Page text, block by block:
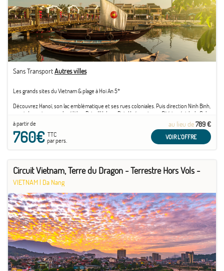
Sans TransportAutres villes
Les grands sites du Vietnam & plage à Hoi An 5*
Découvrez Hanoï, son lac emblématique et ses rues coloniales. Puis direction Ninh Binh,
avant de naviguer sur la célèbre Baie d'Halong. Puis Hué, ancienne Cité impériale, le Col
des Nuages... Et la fameuse Hoi An, la petite Venise du Vietnam avec ses inspirations
japonaises et chinoises...avant de partir sur les plages Hoi An.
à partir de
760€TTC
par pers.
au lieu de789 €
VOIR L'OFFRE
Circuit Vietnam, Terre du Dragon - Terrestre Hors Vols -
VIETNAM | Da Nang